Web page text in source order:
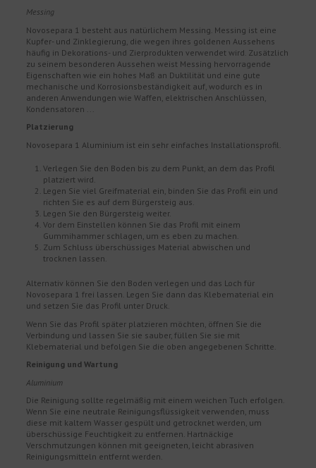
Messing
Novosepara 1 besteht aus natürlichem Messing. Messing ist eine
Kupfer- und Zinklegierung, die wegen ihres goldenen Aussehens
häufig in Dekorations- und Zierprodukten verwendet wird. Zusätzlich
zu seinem besonderen Aussehen weist Messing hervorragende
Eigenschaften wie ein hohes Maß an Duktilität und eine gute
mechanische und Korrosionsbeständigkeit auf, wodurch es in
anderen Anwendungen wie Waffen, elektrischen Anschlüssen,
Kondensatoren ...
Platzierung
Novosepara 1 Aluminium ist ein sehr einfaches Installationsprofil.
Verlegen Sie den Boden bis zu dem Punkt, an dem das Profil
platziert wird.
Legen Sie viel Greifmaterial ein, binden Sie das Profil ein und
richten Sie es auf dem Bürgersteig aus.
Legen Sie den Bürgersteig weiter.
Vor dem Einstellen können Sie das Profil mit einem
Gummihammer schlagen, um es eben zu machen.
Zum Schluss überschüssiges Material abwischen und
trocknen lassen.
Alternativ können Sie den Boden verlegen und das Loch für
Novosepara 1 frei lassen. Legen Sie dann das Klebematerial ein
und setzen Sie das Profil unter Druck.
Wenn Sie das Profil später platzieren möchten, öffnen Sie die
Verbindung und lassen Sie sie sauber, füllen Sie sie mit
Klebematerial und befolgen Sie die oben angegebenen Schritte.
Reinigung und Wartung
Aluminium
Die Reinigung sollte regelmäßig mit einem weichen Tuch erfolgen.
Wenn Sie eine neutrale Reinigungsflüssigkeit verwenden, muss
diese mit kaltem Wasser gespült und getrocknet werden, um
überschüssige Feuchtigkeit zu entfernen. Hartnäckige
Verschmutzungen können mit geeigneten, leicht abrasiven
Reinigungsmitteln entfernt werden.